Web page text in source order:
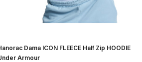
Dama ICON FLEECE Half Zip HOODIE
Armour